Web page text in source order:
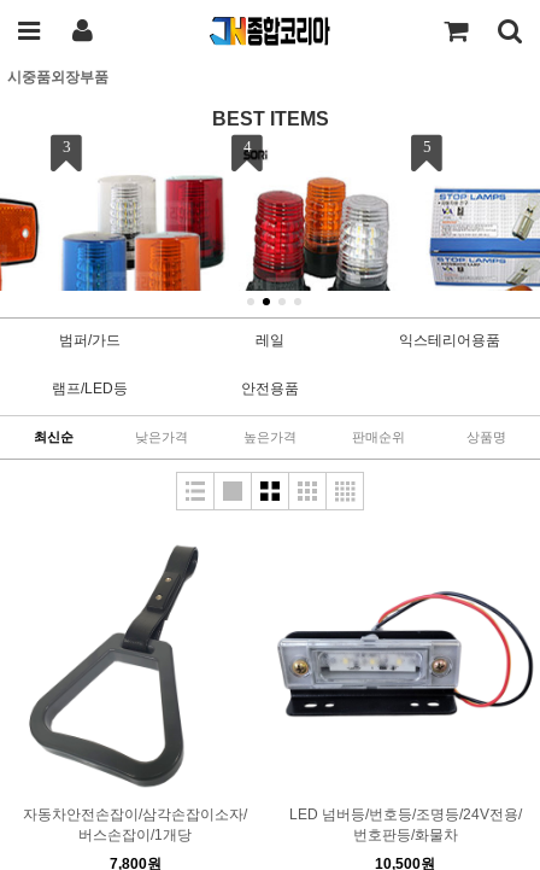
시중품외장부품
BEST ITEMS
소리 SL-SF3 자석식 LED
47,000원
조광 150도 황색 싱글 더
5,500원
61,000원
범퍼/가드 레일 익스테리어용품
램프/LED등 안전용품
최신순 낮은가격 높은가격 판매순위 상품명
자동차안전손잡이/삼각손잡이소자/
버스손잡이/1개당
7,800원
LED 넘버등/번호등/조명등/24V전용/
번호판등/화물차
10,500원